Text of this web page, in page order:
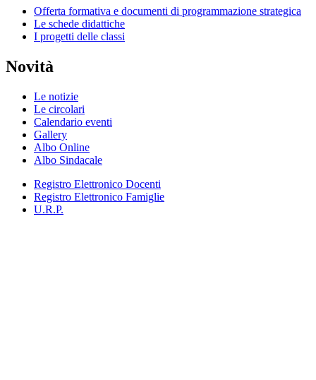
Offerta formativa e documenti di programmazione strategica
Le schede didattiche
I progetti delle classi
Novità
Le notizie
Le circolari
Calendario eventi
Gallery
Albo Online
Albo Sindacale
Registro Elettronico Docenti
Registro Elettronico Famiglie
U.R.P.